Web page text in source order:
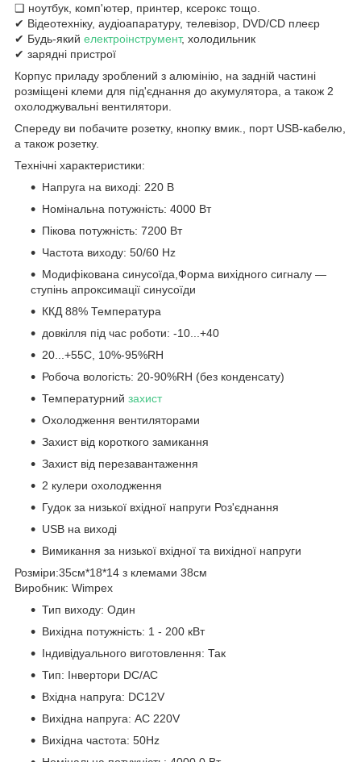
❑ ноутбук, комп'ютер, принтер, ксерокс тощо.
✔ Відеотехніку, аудіоапаратуру, телевізор, DVD/CD плеєр
✔ Будь-який електроінструмент, холодильник
✔ зарядні пристрої
Корпус приладу зроблений з алюмінію, на задній частині
розміщені клеми для під'єднання до акумулятора, а також 2
охолоджувальні вентилятори.
Спереду ви побачите розетку, кнопку вмик., порт USB-кабелю,
а також розетку.
Технічні характеристики:
Напруга на виході: 220 В
Номінальна потужність: 4000 Вт
Пікова потужність: 7200 Вт
Частота виходу: 50/60 Hz
Модифікована синусоїда,Форма вихідного сигналу —
ступінь апроксимації синусоїди
ККД 88% Температура
довкілля під час роботи: -10...+40
20...+55С, 10%-95%RH
Робоча вологість: 20-90%RH (без конденсату)
Температурний захист
Охолодження вентиляторами
Захист від короткого замикання
Захист від перезавантаження
2 кулери охолодження
Гудок за низької вхідної напруги Роз'єднання
USB на виході
Вимикання за низької вхідної та вихідної напруги
Розміри:35см*18*14 з клемами 38см
Виробник: Wimpex
Тип виходу: Один
Вихідна потужність: 1 - 200 кВт
Індивідуального виготовлення: Так
Тип: Інвертори DC/AC
Вхідна напруга: DC12V
Вихідна напруга: AC 220V
Вихідна частота: 50Hz